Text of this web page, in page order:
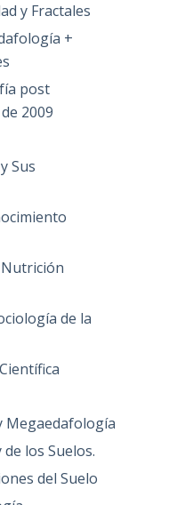
y Fractales
+
post
2009
Sus
Nutrición
de la
Megaedafología
los Suelos.
del Suelo